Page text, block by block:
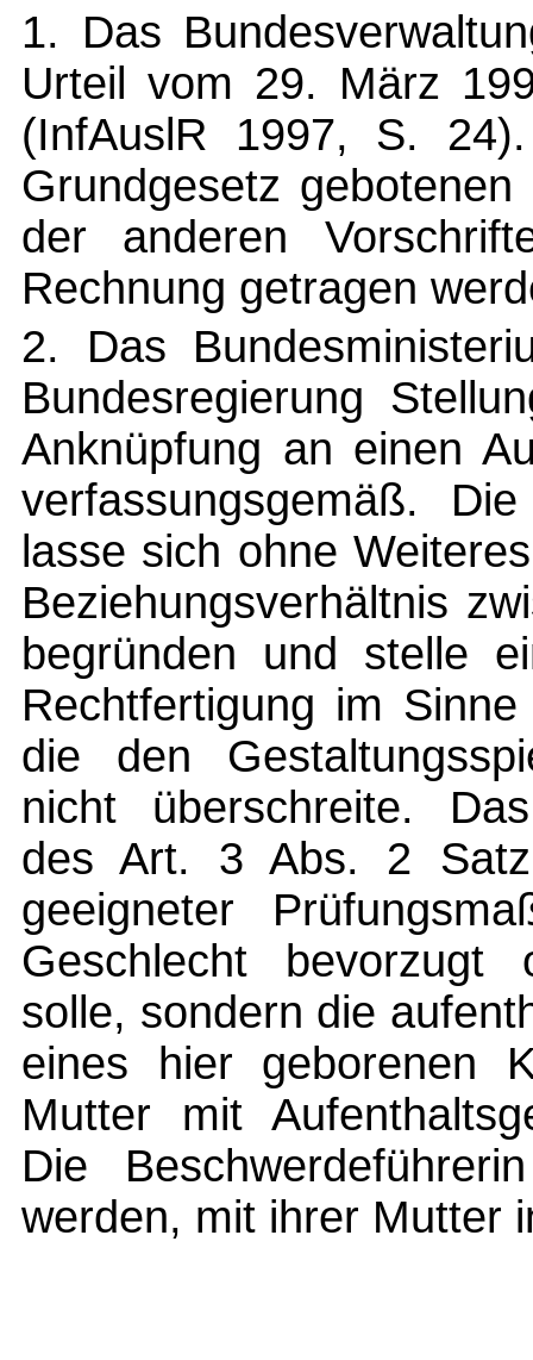
1. Das
Urteil vom 29. März
(InfAuslR 1997, S.
Grundgesetz
der anderen
Rechnung getragen
2. Das
Bundesregierung
Anknüpfung an einen
verfassungsgemäß.
lasse sich ohne
Beziehungsverhältnis
begründen und stelle
Rechtfertigung im
die den
nicht überschreite.
des Art. 3 Abs. 2
geeigneter
Geschlecht bevorzugt
solle, sondern die
eines hier geborenen
Mutter mit
Die
werden, mit ihrer Mutter